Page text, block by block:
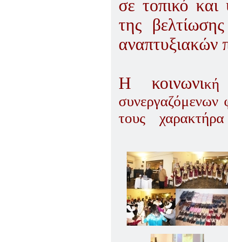
σε τοπικό και
της
αναπτυξιακών
Η κοινωνική
συνεργαζόμενων
τους χαρακτήρα